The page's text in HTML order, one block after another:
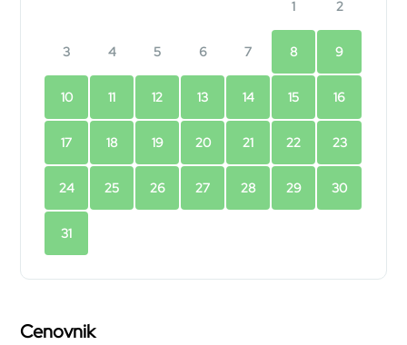
1 2
3 4 5 6 7 8 9
10 11 12 13 14 15 16
17 18 19 20 21 22 23
24 25 26 27 28 29 30
31
Cenovnik